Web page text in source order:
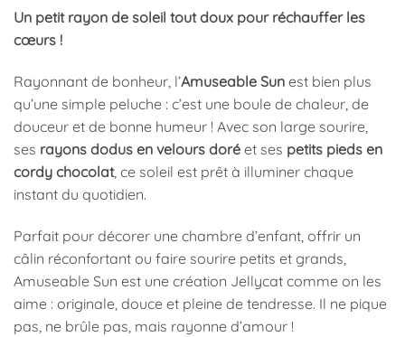
Un petit rayon de soleil tout doux pour réchauffer les
cœurs !
Rayonnant de bonheur, l’Amuseable Sun est bien plus
qu’une simple peluche : c’est une boule de chaleur, de
douceur et de bonne humeur ! Avec son large sourire,
ses rayons dodus en velours doré et ses petits pieds en
cordy chocolat, ce soleil est prêt à illuminer chaque
instant du quotidien.
Parfait pour décorer une chambre d’enfant, offrir un
câlin réconfortant ou faire sourire petits et grands,
Amuseable Sun est une création Jellycat comme on les
aime : originale, douce et pleine de tendresse. Il ne pique
pas, ne brûle pas, mais rayonne d’amour !